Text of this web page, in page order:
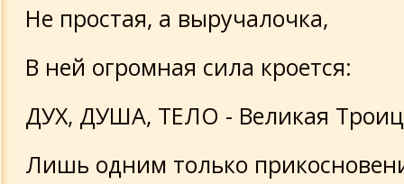
Не простая, а выручалочка,
В ней огромная сила кроется:
ДУХ, ДУША, ТЕЛО - Великая
Лишь одним только